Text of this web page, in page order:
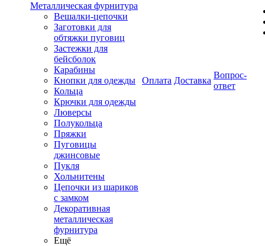
Металлическая фурнитура
Вешалки-цепочки
Заготовки для
обтяжки пуговиц
Застежки для
бейсболок
Карабины
Кнопки для одежды
Кольца
Крючки для одежды
Люверсы
Полукольца
Пряжки
Пуговицы
джинсовые
Пукля
Хольнитены
Цепочки из шариков
с замком
Декоративная
металлическая
фурнитура
Ещё
Оплата Доставка
Вопрос-
ответ